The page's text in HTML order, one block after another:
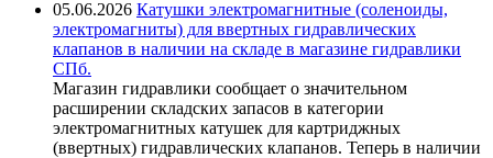
05.06.2026 Катушки электромагнитные (соленоиды,
электромагниты) для ввертных гидравлических
клапанов в наличии на складе в магазине гидравлики
СПб.
Магазин гидравлики сообщает о значительном
расширении складских запасов в категории
электромагнитных катушек для картриджных
(ввертных) гидравлических клапанов. Теперь в наличии